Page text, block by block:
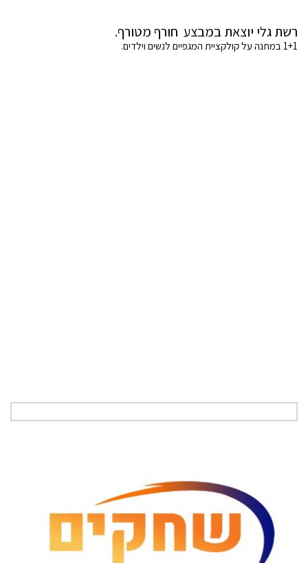
רשת גלי יוצאת במבצע חורף מטורף.
1+1 במתנה על קולקציית המגפיים לנשים וילדים.